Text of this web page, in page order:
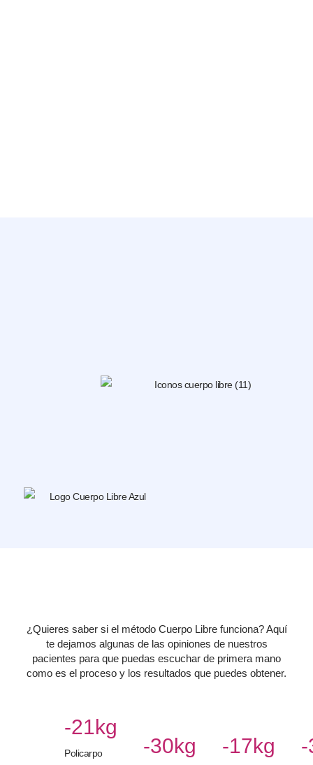
¿Quieres saber si el método Cuerpo Libre funciona? Aquí
te dejamos algunas de las opiniones de nuestros
pacientes para que puedas escuchar de primera mano
como es el proceso y los resultados que puedes obtener.
-21kg
Policarpo
-30kg -17kg -